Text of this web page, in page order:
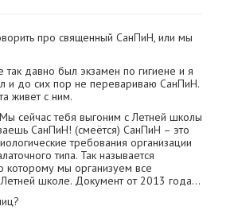
про священный СанПиН, или мы
давно был экзамен по гигиене и я
и до сих пор не перевариваю СанПиН.
живет с ним.
сейчас тебя выгоним с Летней школы
СанПиН! (смеётся) СанПиН – это
требования организации
типа. Так называется
которому мы организуем все
школе. Документ от 2013 года…